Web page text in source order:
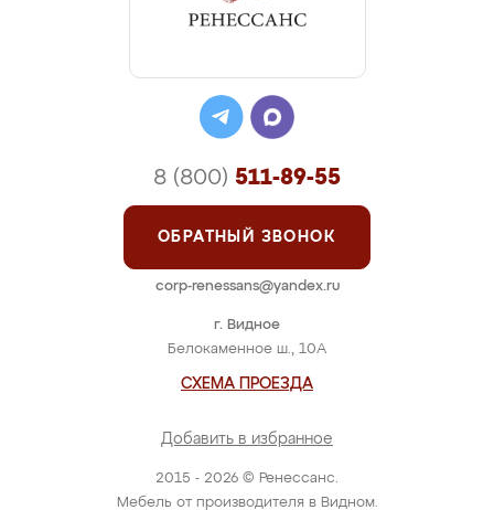
2015 - 2026 © Ренессанс.
Мебель от производителя в Видном.
г. Видное
Белокаменное ш., 10А
СХЕМА ПРОЕЗДА
Добавить в избранное
8 (800) 511-89-55
ОБРАТНЫЙ ЗВОНОК
corp-renessans@yandex.ru